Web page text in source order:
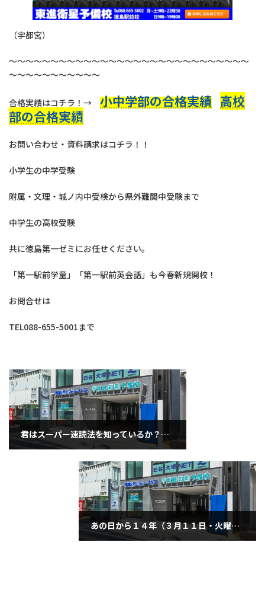
（宇都宮）
～～～～～～～～～～～～～～～～～～～～～～～～～～～～～
～～～～～～～～～～～
合格実績はコチラ！→ 小中学部の合格実績 高校
部の合格実績
お問い合わせ・資料請求はコチラ！！
小学生の中学受験
附属・文理・城ノ内中受検から県外難関中受験まで
中学生の高校受験
共に徳島第一ゼミにお任せください。
「第一駅前学童」「第一駅前英会話」も今春新規開校！
お問合せは
TEL088-655-5001まで
君はスーパー速読法を知っているか？（3月7日金曜日）
あの日から１４年（３月１１日・火曜日）